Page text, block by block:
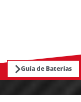
Guía de Baterías